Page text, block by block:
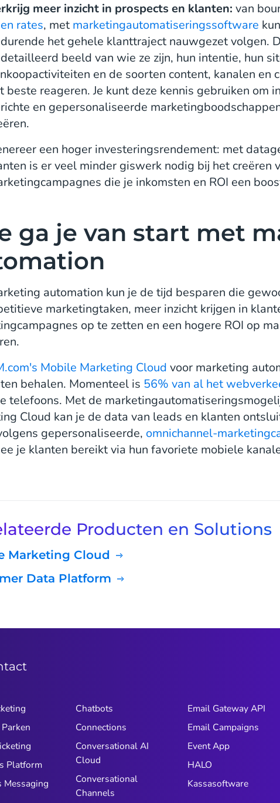
meer inzicht in prospects en klanten:van
rates, met marketingautomatiseringssoftware
het gehele klanttraject nauwgezet volgen.
beeld van wie ze zijn, hun intentie, hun
en de soorten content, kanalen en
beste reageren. Je kunt deze kennis gebruiken om
en gepersonaliseerde
een hoger investeringsrendement: met
is er veel minder giswerk nodig bij het creëren
die je inkomsten en ROI een
ga je van start met
automation kun je de tijd besparen die
marketingtaken, meer inzicht krijgen in
op te zetten en een hogere ROI op
Mobile Marketing Cloud voor marketing
behalen. Momenteel is 56% van al het
telefoons. Met de
Cloud kan je de data van leads en klanten
gepersonaliseerde, omnichannel-
je klanten bereikt via hun favoriete mobiele
Producten en Solutions
Marketing Cloud
Data Platform
Platform
Messaging
Chatbots
Connections
Conversational AI
Cloud
Conversational
Channels
Email Gateway API
Email Campaigns
Event App
HALO
Kassasoftware